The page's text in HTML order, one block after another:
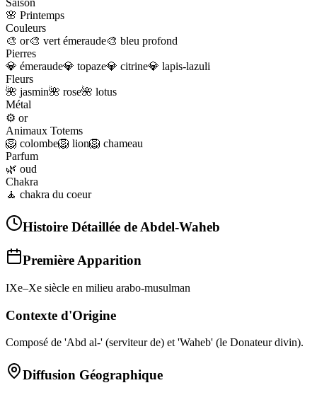
🌸 Printemps
Couleurs
🎨 or🎨 vert émeraude🎨 bleu profond
Pierres
💎 émeraude💎 topaze💎 citrine💎 lapis-lazuli
Fleurs
🌺 jasmin🌺 rose🌺 lotus
Métal
⚙️ or
Animaux Totems
🦁 colombe🦁 lion🦁 chameau
Parfum
🌿 oud
Chakra
🧘 chakra du coeur
Histoire Détaillée de Abdel-Waheb
Première Apparition
IXe–Xe siècle en milieu arabo-musulman
Contexte d'Origine
Composé de 'Abd al-' (serviteur de) et 'Waheb' (le Donateur divin).
Diffusion Géographique